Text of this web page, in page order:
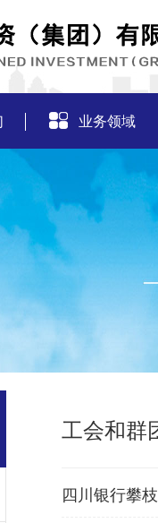
业务领域
工会和群
四川银行攀